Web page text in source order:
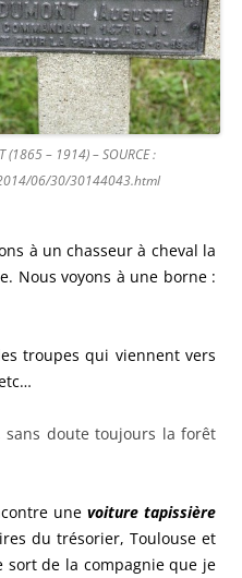
– 1914) – SOURCE :
06/30/30144043.html
à un chasseur à cheval la
Nous voyons à une borne :
troupes qui viennent vers
sans doute toujours la forêt
unevoiture tapissière
du trésorier, Toulouse et
sort de la compagnie que je